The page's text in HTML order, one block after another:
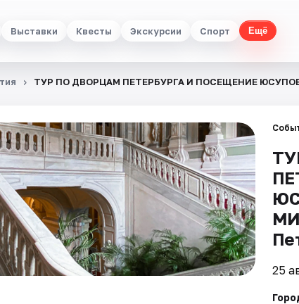
Выставки Квесты Экскурсии Спорт Ещё
ТУР ПО ДВОРЦАМ ПЕТЕРБУРГА И ПОСЕЩЕНИЕ
25